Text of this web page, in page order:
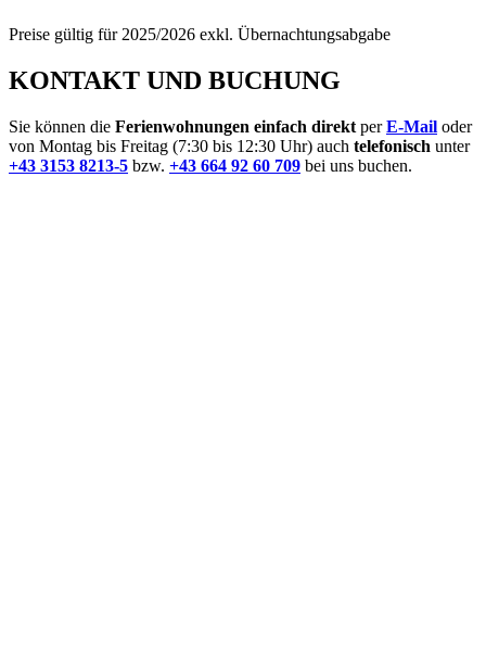
Preise gültig für 2025/2026 exkl. Übernachtungsabgabe
KONTAKT UND BUCHUNG
Sie können die Ferienwohnungen einfach direkt perE-Mail oder
von Montag bis Freitag (7:30 bis 12:30 Uhr) auch telefonisch unter
+43 3153 8213-5 bzw. +43 664 92 60 709 bei uns buchen.